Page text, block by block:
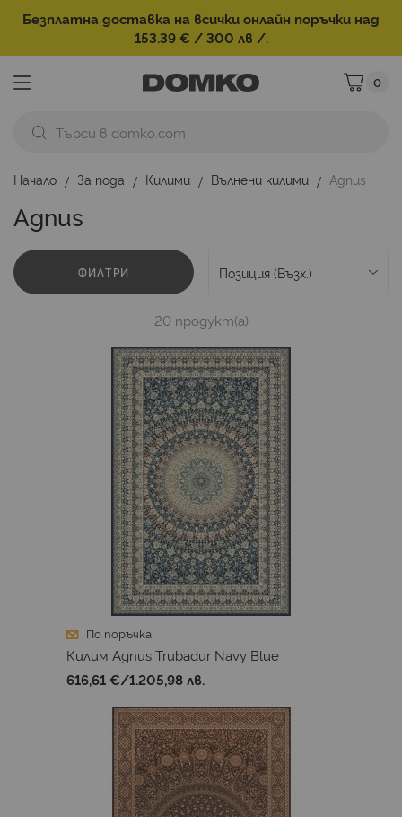
Безплатна доставка на всички онлайн поръчки над
153.39 € / 300 лв /.
Моята
0
Начало За пода Килими Вълнени килими Agnus
Agnus
ФИЛТРИ
20продукт(а)
По поръчка
Килим Agnus Trubadur Navy Blue
616,61 €/1.205,98 лв.